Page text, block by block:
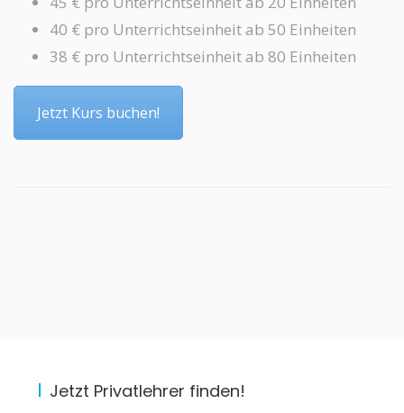
40 € pro Unterrichtseinheit ab 50 Einheiten
38 € pro Unterrichtseinheit ab 80 Einheiten
Jetzt Kurs buchen!
Jetzt Privatlehrer finden!